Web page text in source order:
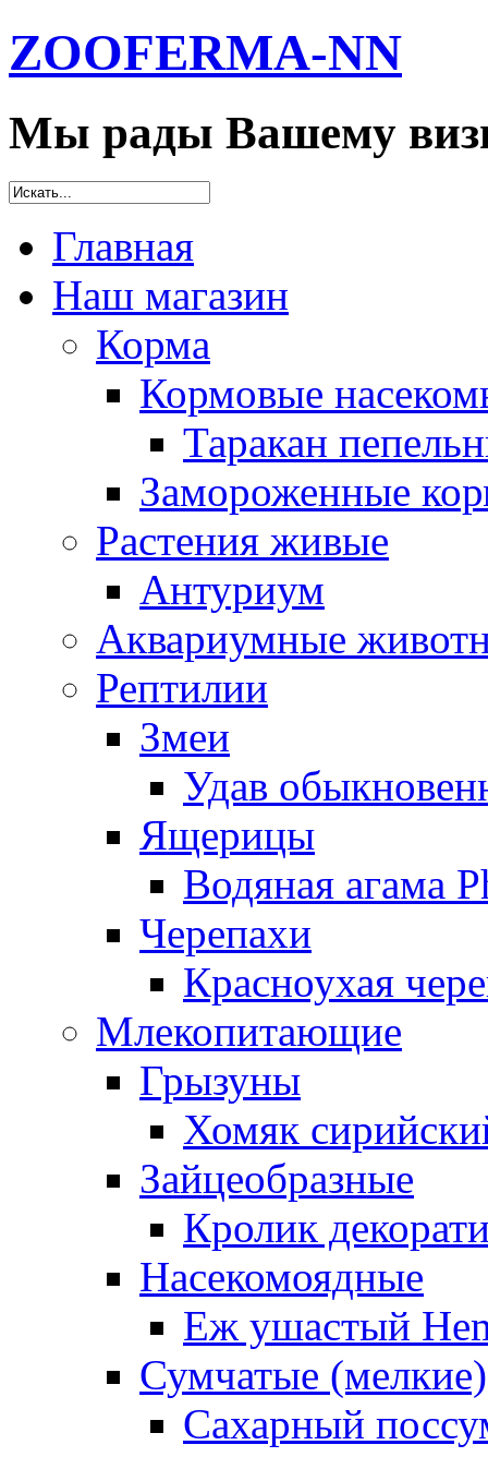
ZOOFERMA-NN
Мы рады Вашему
Главная
Наш магазин
Корма
Кормовые
Таракан
Замороженные
Растения живые
Антуриум
Аквариумные
Рептилии
Змеи
Удав
Ящерицы
Водяная агама
Черепахи
Красноухая
Млекопитающие
Грызуны
Хомяк
Зайцеобразные
Кролик
Насекомоядные
Еж ушастый
Сумчатые (мелкие)
Сахарный